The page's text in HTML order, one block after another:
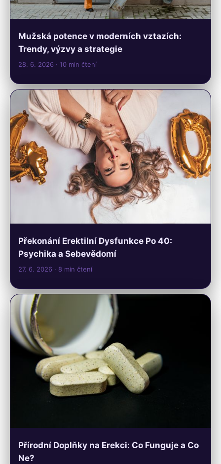
Mužská potence v moderních vztazích:
Trendy, výzvy a strategie
28. 6. 2026 · 10 min čtení
Překonání Erektilní Dysfunkce Po 40:
Psychika a Sebevědomí
27. 6. 2026 · 8 min čtení
Přírodní Doplňky na Erekci: Co Funguje a Co
Ne?